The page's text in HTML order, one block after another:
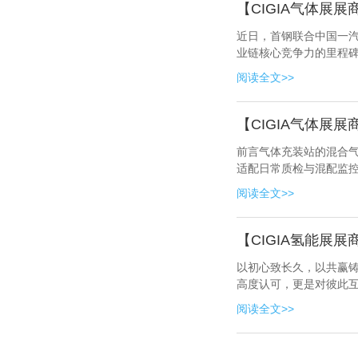
【CIGIA气体展
近日，首钢联合中国一
业链核心竞争力的里程
阅读全文>>
【CIGIA气体展
前言气体充装站的混合
适配日常质检与混配监
阅读全文>>
【CIGIA氢能展展
以初心致长久，以共赢
高度认可，更是对彼此
阅读全文>>